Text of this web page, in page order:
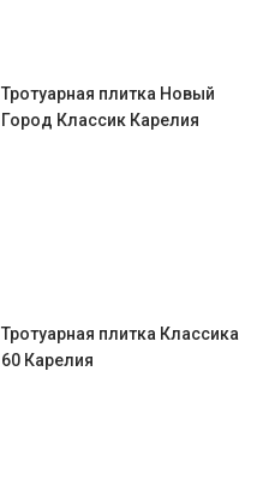
Тротуарная плитка Новый
Город Классик Карелия
Тротуарная плитка Классика
60 Карелия